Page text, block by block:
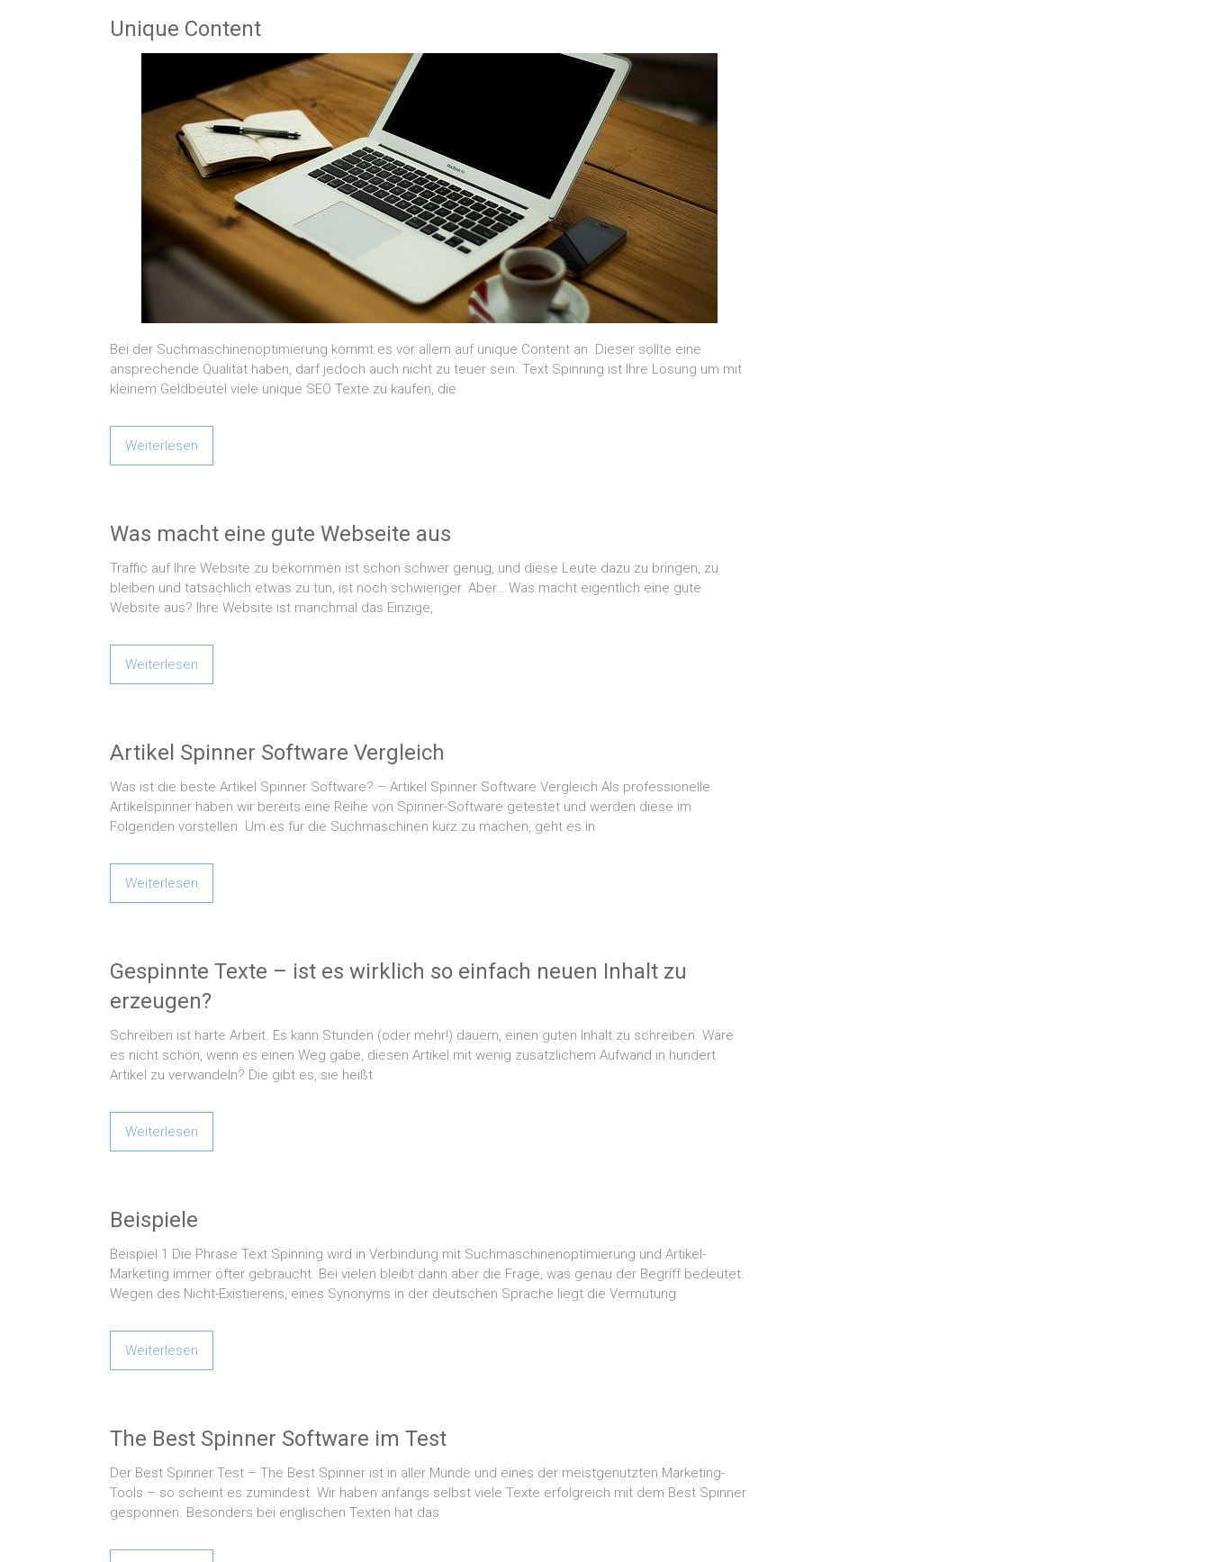
Unique Content
Bei der Suchmaschinenoptimierung kommt es vor allem auf unique Content an. Dieser sollte eine
ansprechende Qualität haben, darf jedoch auch nicht zu teuer sein. Text Spinning ist Ihre Lösung um mit
kleinem Geldbeutel viele unique SEO Texte zu kaufen, die
Weiterlesen
Was macht eine gute Webseite aus
Traffic auf Ihre Website zu bekommen ist schon schwer genug, und diese Leute dazu zu bringen, zu
bleiben und tatsächlich etwas zu tun, ist noch schwieriger. Aber… Was macht eigentlich eine gute
Website aus? Ihre Website ist manchmal das Einzige,
Weiterlesen
Artikel Spinner Software Vergleich
Was ist die beste Artikel Spinner Software? – Artikel Spinner Software Vergleich Als professionelle
Artikelspinner haben wir bereits eine Reihe von Spinner-Software getestet und werden diese im
Folgenden vorstellen. Um es für die Suchmaschinen kurz zu machen, geht es in
Weiterlesen
Gespinnte Texte – ist es wirklich so einfach neuen Inhalt zu
erzeugen?
Schreiben ist harte Arbeit. Es kann Stunden (oder mehr!) dauern, einen guten Inhalt zu schreiben. Wäre
es nicht schön, wenn es einen Weg gäbe, diesen Artikel mit wenig zusätzlichem Aufwand in hundert
Artikel zu verwandeln? Die gibt es, sie heißt
Weiterlesen
Beispiele
Beispiel 1 Die Phrase Text Spinning wird in Verbindung mit Suchmaschinenoptimierung und Artikel-
Marketing immer öfter gebraucht. Bei vielen bleibt dann aber die Frage, was genau der Begriff bedeutet.
Wegen des Nicht-Existierens, eines Synonyms in der deutschen Sprache liegt die Vermutung
Weiterlesen
The Best Spinner Software im Test
Der Best Spinner Test – The Best Spinner ist in aller Munde und eines der meistgenutzten Marketing-
Tools – so scheint es zumindest. Wir haben anfangs selbst viele Texte erfolgreich mit dem Best Spinner
gesponnen. Besonders bei englischen Texten hat das